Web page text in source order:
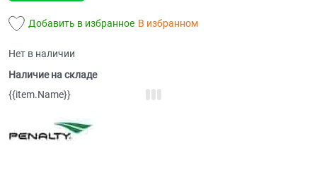
Добавить в избранное В избранном
Нет в наличии
Наличие на складе
{{item.Name}}